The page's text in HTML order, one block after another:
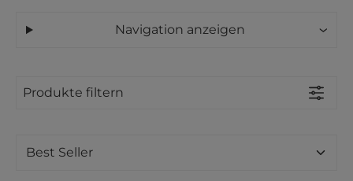
Navigation anzeigen
Produkte filtern